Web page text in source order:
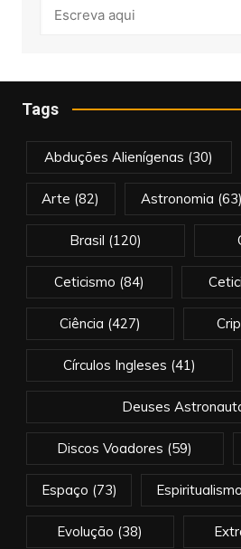
Tags
Abduções Alienígenas (30)
Arte (82) Astronomia (63)
Brasil (120)
Ceticismo (84)
Ciência (427)
Círculos Ingleses (41)
Deuses
Discos Voadores (59)
Espaço (73) Espiritualismo
Evolução (38)